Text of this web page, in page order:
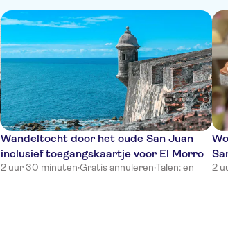
Wandeltocht door het oude San Juan
inclusief toegangskaartje voor El Morro
2 uur 30 minuten·Gratis annuleren·Talen: en 2